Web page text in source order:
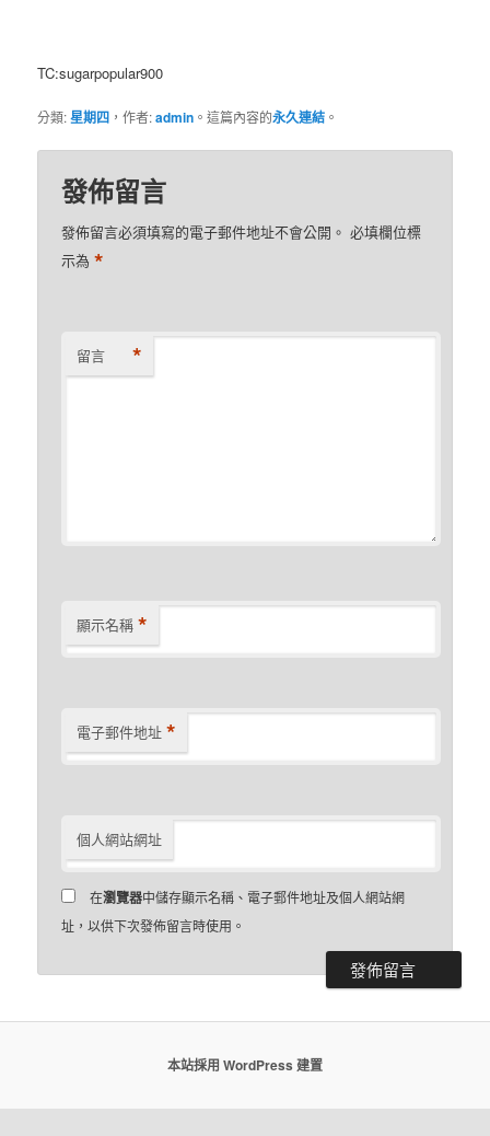
TC:sugarpopular900
分類:星期四 ，作者:admin 。這篇內容的永久連結 。
發佈留言
發佈留言必須填寫的電子郵件地址不會公開。 必填欄位標
示為*
留言 *
顯示名稱 *
電子郵件地址 *
個人網站網址
在瀏覽器中儲存顯示名稱、電子郵件地址及個人網站網
址，以供下次發佈留言時使用。
本站採用 WordPress 建置